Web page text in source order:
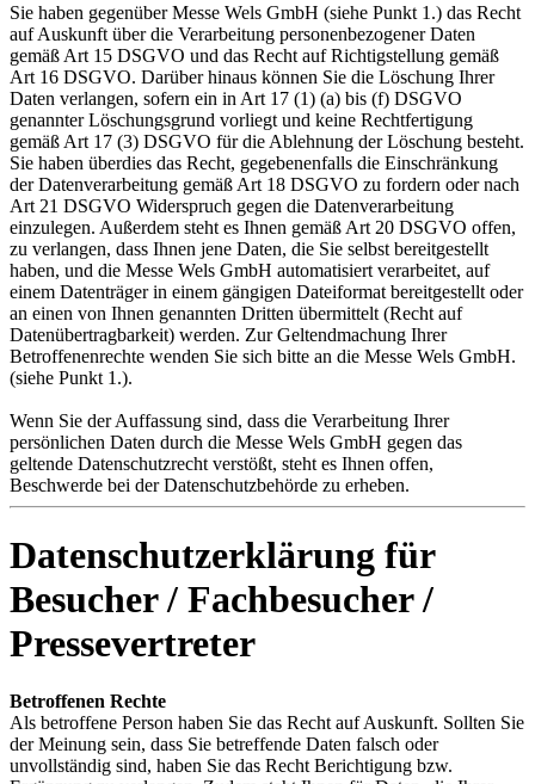
Sie haben gegenüber Messe Wels GmbH (siehe Punkt 1.) das Recht
auf Auskunft über die Verarbeitung personenbezogener Daten
gemäß Art 15 DSGVO und das Recht auf Richtigstellung gemäß
Art 16 DSGVO. Darüber hinaus können Sie die Löschung Ihrer
Daten verlangen, sofern ein in Art 17 (1) (a) bis (f) DSGVO
genannter Löschungsgrund vorliegt und keine Rechtfertigung
gemäß Art 17 (3) DSGVO für die Ablehnung der Löschung besteht.
Sie haben überdies das Recht, gegebenenfalls die Einschränkung
der Datenverarbeitung gemäß Art 18 DSGVO zu fordern oder nach
Art 21 DSGVO Widerspruch gegen die Datenverarbeitung
einzulegen. Außerdem steht es Ihnen gemäß Art 20 DSGVO offen,
zu verlangen, dass Ihnen jene Daten, die Sie selbst bereitgestellt
haben, und die Messe Wels GmbH automatisiert verarbeitet, auf
einem Datenträger in einem gängigen Dateiformat bereitgestellt oder
an einen von Ihnen genannten Dritten übermittelt (Recht auf
Datenübertragbarkeit) werden. Zur Geltendmachung Ihrer
Betroffenenrechte wenden Sie sich bitte an die Messe Wels GmbH.
(siehe Punkt 1.).
Wenn Sie der Auffassung sind, dass die Verarbeitung Ihrer
persönlichen Daten durch die Messe Wels GmbH gegen das
geltende Datenschutzrecht verstößt, steht es Ihnen offen,
Beschwerde bei der Datenschutzbehörde zu erheben.
Datenschutzerklärung für
Besucher / Fachbesucher /
Pressevertreter
Betroffenen Rechte
Als betroffene Person haben Sie das Recht auf Auskunft. Sollten Sie
der Meinung sein, dass Sie betreffende Daten falsch oder
unvollständig sind, haben Sie das Recht Berichtigung bzw.